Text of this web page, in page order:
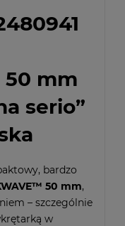
50 mm
serio”
bardzo
50 mm,
– szczególnie
w